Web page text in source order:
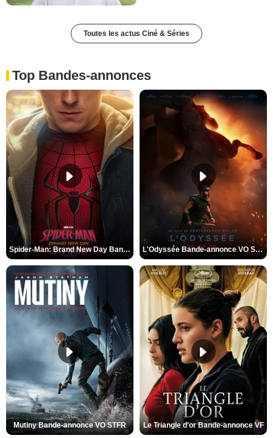
Toutes les actus Ciné & Séries
Top Bandes-annonces
Spider-Man: Brand New Day Bande-annonce VO STFR L'Odyssée Bande-annonce VO STFR
Mutiny Bande-annonce VO STFR Le Triangle d'or Bande-annonce VF